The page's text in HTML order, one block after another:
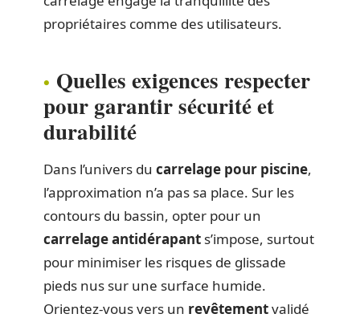
propriétaires comme des utilisateurs.
Quelles exigences respecter
pour garantir sécurité et
durabilité
Dans l’univers du carrelage pour piscine,
l’approximation n’a pas sa place. Sur les
contours du bassin, opter pour un
carrelage antidérapant s’impose, surtout
pour minimiser les risques de glissade
pieds nus sur une surface humide.
Orientez-vous vers un revêtementvalidé